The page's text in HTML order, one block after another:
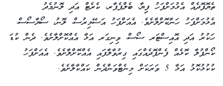
ތެޔޮފޮދެއް އެޅުމަށްފަހު ފިިޔާ، ބެލްޕެޕާރ، ކެރެޓް އަދި ލޮނުމެދު
އެޅުމަށްފަހު ހަނާކޮށްލާށެވެ. އެއަށްފަހު އަސޭމިރުސް، ލޮނު، ސޯޔާސޯސް،
ހަކުރު އަދި އޮއިސްޓަރ ސޯސް، ވިނިގަރ އަޅާ އެއްކޮށްލާށެވެ. ދެން ކުޑަ
ކޯންފުލާ ކޮޅެއް ފެންފޮދެއްގައި ގިރުވާލާފައި އެއްކޮށްލާށެވެ. އެއަށްފަހު
ކުކުޅުކޮޅު އަޅާ 5 ވަރަކަށް މިނެޓްވަންދެން ކައްކާލާށެވެ.